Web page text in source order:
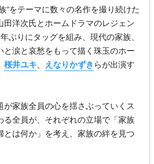
”をテーマに数々の名作を撮り続けた
田洋次氏とホームドラマのレジェン
ぶりにタッグを組み、現代の家族、
と涙と哀愁をもって描く珠玉のホー
桜井ユキ、 えなりかずきらが出演す
が家族全員の心を揺さぶっていくス
る全員が、それぞれの立場で「家族
とは何か」を考え、家族の絆を見つ